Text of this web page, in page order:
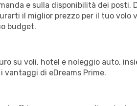
e sulla disponibilità dei posti.
il miglior prezzo per il tuo volo
budget.
su voli, hotel e noleggio auto,
di eDreams Prime.